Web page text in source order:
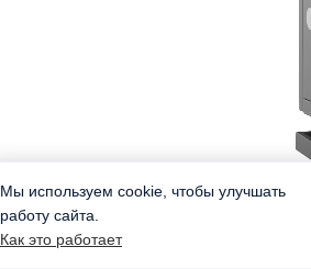
Мы используем cookie, чтобы улучшать
работу сайта.
Как это работает«Подберите оборудование»